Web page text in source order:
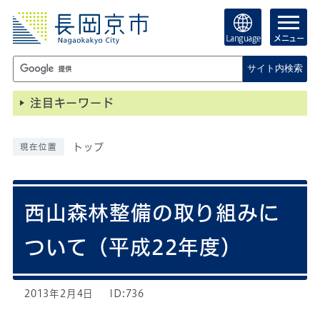
Language メニュー
サイト内検索
注目キーワード
現在位置 トップ
西山森林整備の取り組みに
ついて（平成22年度）
2013年2月4日 ID:736